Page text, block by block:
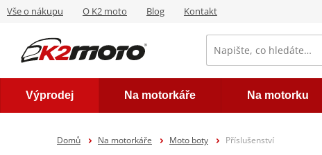
Vše o nákupu O K2 moto Blog Kontakt
Výprodej Na motorkáře Na motorku
Domů Na motorkáře Moto boty Příslušenství